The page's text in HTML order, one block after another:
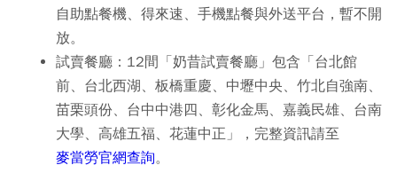
自助點餐機、得來速、手機點餐與外送平台，暫不開
放。
試賣餐廳：12間「奶昔試賣餐廳」包含「台北館
前、台北西湖、板橋重慶、中壢中央、竹北自強南、
苗栗頭份、台中中港四、彰化金馬、嘉義民雄、台南
大學、高雄五福、花蓮中正」，完整資訊請至
麥當勞官網查詢。